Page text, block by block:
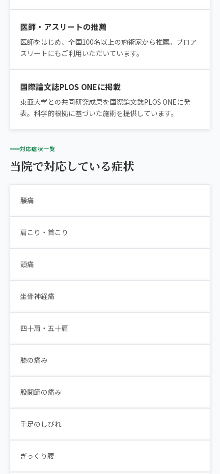
医師・アスリートの推薦
医師をはじめ、全国100名以上の施術家から推薦。プロア
スリートにもご利用いただいています。
国際論文誌PLOS ONEに掲載
東亜大学との共同研究成果を国際論文誌PLOS ONEに発
表。科学的根拠に基づいた施術を提供しています。
対応症状一覧
当院で対応している症状
腰痛
肩こり・首こり
頭痛
坐骨神経痛
四十肩・五十肩
膝の痛み
股関節の痛み
手足のしびれ
ぎっくり腰